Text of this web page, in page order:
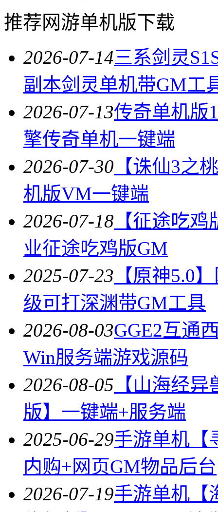
推荐网游单机版下载
2026-07-14三系剑灵
副本剑灵单机带GM工
2026-07-13传奇单机版
擎传奇单机一键端
2026-07-30 【诛仙3之
机版VM一键端
2026-07-18 【征途吃
业征途吃鸡版GM
2025-07-23 【原神5.0
级可打深渊带GM工具
2026-08-03GGE2互通
Win服务端游戏源码
2026-08-05 【山海经
版】一键端+服务端
2025-06-29手游单机【
内购+网页GM物品后台
2026-07-19手游单机【